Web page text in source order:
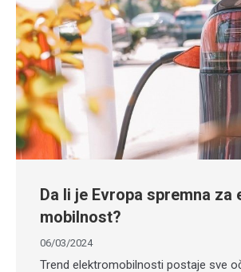
Da li je Evropa spremna za
mobilnost?
06/03/2024
Trend elektromobilnosti postaje sve